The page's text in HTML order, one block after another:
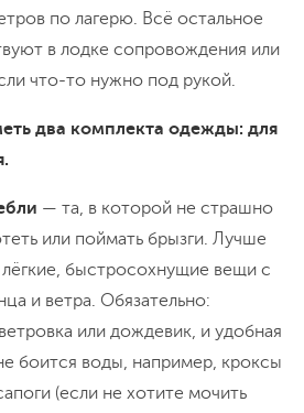
всё уже видел.
проникая в новые проливы и
Встаём на стоянку в светлом
лесу.
ужин от повара, разговоры и
перед сном. Мы снова в
и с каждым днём чувствуем
всё более "на месте".
и прощальный вечер
путь проходит по проливу
по лагерю. Всё остальное
в лодке сопровождения или
что-то нужно под рукой.
два комплекта одежды: для
— та, в которой не страшно
или поймать брызги. Лучше
быстросохнущие вещи с
и ветра. Обязательно:
или дождевик, и удобная
боится воды, например, кроксы
(если не хотите мочить